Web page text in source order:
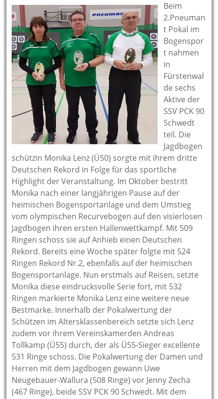
Beim
2.Pneuman
t Pokal im
Bogenspor
t nahmen
in
Fürstenwal
de sechs
Aktive der
SSV PCK 90
Schwedt
teil. Die
Jagdbogen
schützin Monika Lenz (Ü50) sorgte mit ihrem dritte
Deutschen Rekord in Folge für das sportliche
Highlight der Veranstaltung. Im Oktober bestritt
Monika nach einer langjährigen Pause auf der
heimischen Bogensportanlage und dem Umstieg
vom olympischen Recurvebogen auf den visierlosen
Jagdbogen ihren ersten Hallenwettkampf. Mit 509
Ringen schoss sie auf Anhieb einen Deutschen
Rekord. Bereits eine Woche später folgte mit 524
Ringen Rekord Nr.2, ebenfalls auf der heimischen
Bogensportanlage. Nun erstmals auf Reisen, setzte
Monika diese eindrucksvolle Serie fort, mit 532
Ringen markierte Monika Lenz eine weitere neue
Bestmarke. Innerhalb der Pokalwertung der
Schützen im Altersklassenbereich setzte sich Lenz
zudem vor ihrem Vereinskamerden Andreas
Tollkamp (Ü55) durch, der als Ü55-Sieger excellente
531 Ringe schoss. Die Pokalwertung der Damen und
Herren mit dem Jagdbogen gewann Uwe
Neugebauer-Wallura (508 Ringe) vor Jenny Zecha
(467 Ringe), beide SSV PCK 90 Schwedt. Mit dem